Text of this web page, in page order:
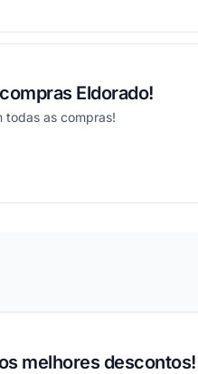
Eldorado!
todas as compras!
melhores descontos!